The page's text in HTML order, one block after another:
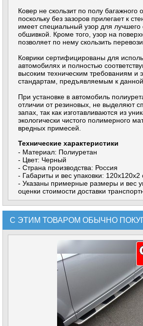
Ковер не скользит по полу багажного
поскольку без зазоров прилегает к
имеет специальный узор для лучшего
обшивкой. Кроме того, узор на
позволяет по нему скользить
Коврики сертифицированы для
автомобилях и полностью
высоким техническим требованиям и
стандартам, предъявляемым к данной
При установке в автомобиль
отличии от резиновых, не выделяют
запах, так как изготавливаются из
экологически чистого полимерного
вредных примесей.
Технические характеристики
- Материал: Полиуретан
- Цвет: Черный
- Страна производства: Россия
- Габариты и вес упаковки: 120х120x2
- Указаны примерные размеры и вес
оценки стоимости доставки
С ЭТИМ ТОВАРОМ ОБЫЧНО